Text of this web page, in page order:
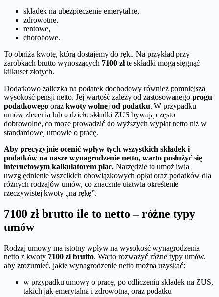
składek na ubezpieczenie emerytalne,
zdrowotne,
rentowe,
chorobowe.
To obniża kwotę, którą dostajemy do ręki. Na przykład przy
zarobkach brutto wynoszących 7100 złte składki mogą sięgnąć
kilkuset złotych.
Dodatkowo zaliczka na podatek dochodowy również pomniejsza
wysokość pensji netto. Jej wartość zależy od zastosowanego progu
podatkowego oraz kwoty wolnej od podatku. W przypadku
umów zlecenia lub o dzieło składki ZUS bywają często
dobrowolne, co może prowadzić do wyższych wypłat netto niż w
standardowej umowie o pracę.
Aby precyzyjnie ocenić wpływ tych wszystkich składek i
podatków na nasze wynagrodzenie netto, warto posłużyć się
internetowym kalkulatorem płac. Narzędzie to umożliwia
uwzględnienie wszelkich obowiązkowych opłat oraz podatków dla
różnych rodzajów umów, co znacznie ułatwia określenie
rzeczywistej kwoty „na rękę”.
7100 zł brutto ile to netto – różne typy
umów
Rodzaj umowy ma istotny wpływ na wysokość wynagrodzenia
netto z kwoty 7100 zł brutto. Warto rozważyć różne typy umów,
aby zrozumieć, jakie wynagrodzenie netto można uzyskać:
w przypadku umowy o pracę, po odliczeniu składek na ZUS,
takich jak emerytalna i zdrowotna, oraz podatku